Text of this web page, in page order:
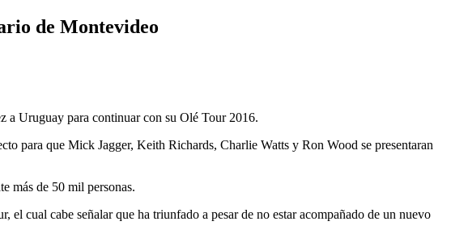
de Montevideo
a Uruguay para continuar con su Olé Tour 2016.
para que Mick Jagger, Keith Richards, Charlie Watts y Ron Wood se presentaran
más de 50 mil personas.
cual cabe señalar que ha triunfado a pesar de no estar acompañado de un nuevo